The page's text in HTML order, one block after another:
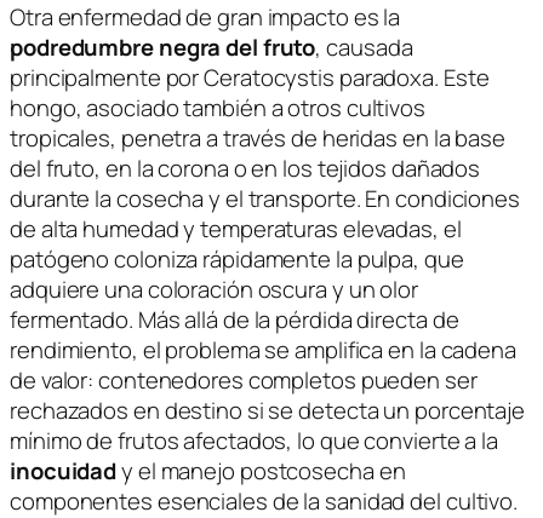
Otra enfermedad de gran impacto es la
podredumbre negra del fruto, causada
principalmente porCeratocystis paradoxa. Este
hongo, asociado también a otros cultivos
tropicales, penetra a través de heridas en la base
del fruto, en la corona o en los tejidos dañados
durante la cosecha y el transporte. En condiciones
de alta humedad y temperaturas elevadas, el
patógeno coloniza rápidamente la pulpa, que
adquiere una coloración oscura y un olor
fermentado. Más allá de la pérdida directa de
rendimiento, el problema se amplifica en la cadena
de valor: contenedores completos pueden ser
rechazados en destino si se detecta un porcentaje
mínimo de frutos afectados, lo que convierte a la
inocuidady el manejo postcosecha en
componentes esenciales de la sanidad del cultivo.